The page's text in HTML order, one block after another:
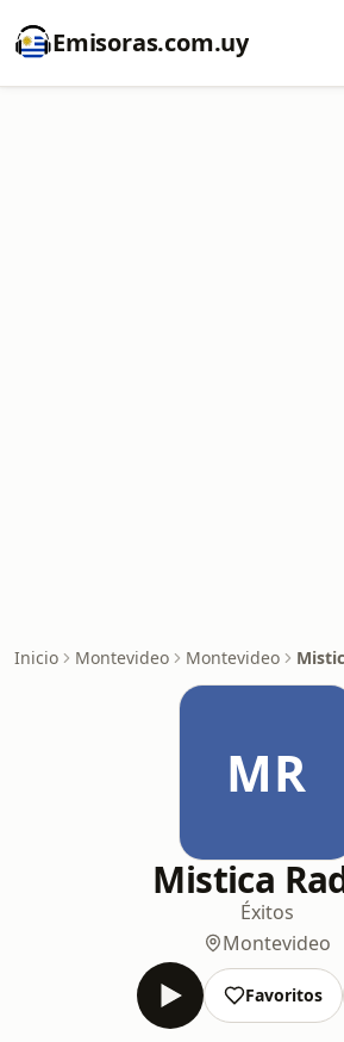
Emisoras.com.uy
Inicio Montevideo Montevideo
MR
Mistica
Éxitos
Montevideo
Favoritos